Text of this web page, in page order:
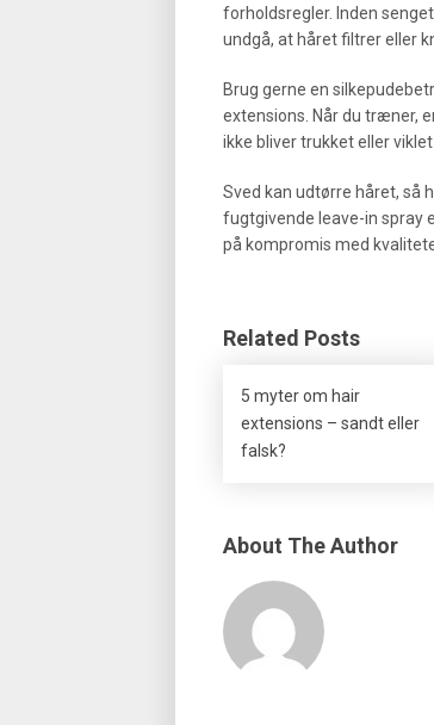
forholdsregler. Inden
undgå, at håret filtrer eller
Brug gerne en
extensions. Når du træner,
ikke bliver trukket eller
Sved kan udtørre håret, så
fugtgivende leave-in spray
på kompromis med
Related Posts
5 myter om hair
extensions – sandt eller
falsk?
About The Author